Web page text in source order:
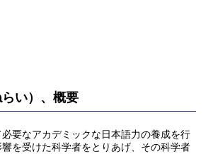
い）、概要
要なアカデミックな日本語力の養成を行
を受けた科学者をとりあげ、その科学者